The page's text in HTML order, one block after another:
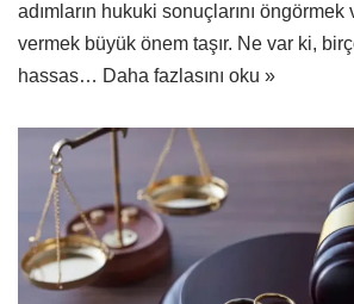
adımların hukuki sonuçlarını
vermek büyük önem taşır. Ne var ki,
hassas… Daha fazlasını oku »